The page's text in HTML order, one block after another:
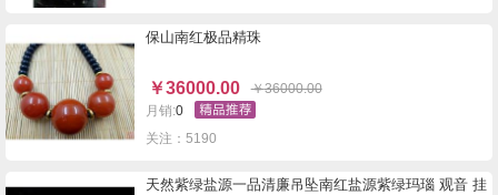
保山南红极品精珠
￥36000.00 ￥36000.00
月销:0
关注：5190
天然紫绿盐源一品清廉吊坠南红盐源紫绿玛瑙 观音 挂